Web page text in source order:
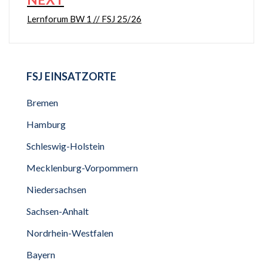
Lernforum BW 1 // FSJ 25/26
FSJ EINSATZORTE
Bremen
Hamburg
Schleswig-Holstein
Mecklenburg-Vorpommern
Niedersachsen
Sachsen-Anhalt
Nordrhein-Westfalen
Bayern